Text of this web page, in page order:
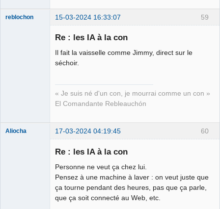
59
reblochon 15-03-2024 16:33:07
Re : les IA à la con
Il fait la vaisselle comme Jimmy, direct sur le
séchoir.
« Je suis né d'un con, je mourrai comme un con »
El Comandante Rebleauchón
60
Aliocha 17-03-2024 04:19:45
Re : les IA à la con
Personne ne veut ça chez lui.
Pensez à une machine à laver : on veut juste que
ça tourne pendant des heures, pas que ça parle,
que ça soit connecté au Web, etc.